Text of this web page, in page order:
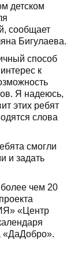
детском
сообщает
Бигулаева.
способ
к
Я надеюсь,
этих ребят
слова
смогли
и задать
чем 20
«Центр
«ДаДобро».